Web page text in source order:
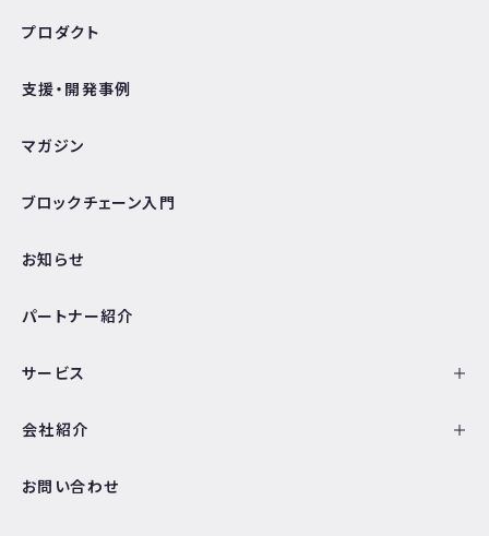
プロダクト
支援・開発事例
マガジン
ブロックチェーン入門
お知らせ
パートナー紹介
サービス
会社紹介
お問い合わせ